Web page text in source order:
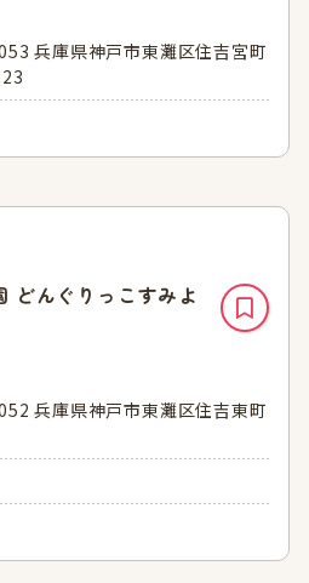
兵庫県神戸市東灘区住吉宮町
どんぐりっこすみよ
兵庫県神戸市東灘区住吉東町